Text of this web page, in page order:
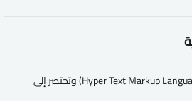
إتش تي إم إل (بالإنجليزية: Hyper Text Markup Language)‏ وتختصر إلى